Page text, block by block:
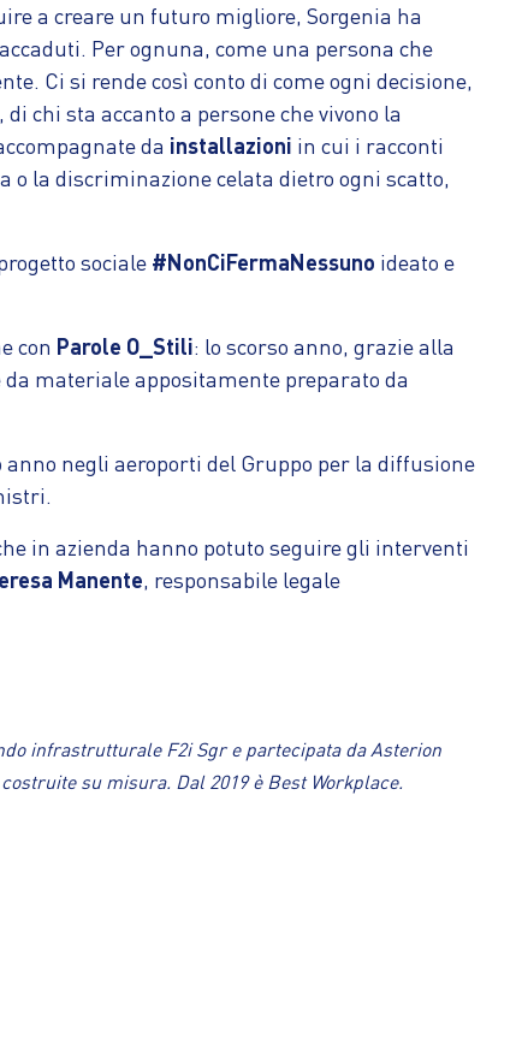
a creare un futuro migliore, Sorgenia ha
Per ognuna, come una persona che
Ci si rende così conto di come ogni decisione,
chi sta accanto a persone che vivono la
da installazioni in cui i racconti
la discriminazione celata dietro ogni scatto,
sociale #NonCiFermaNessuno ideato e
con Parole O_Stili: lo scorso anno, grazie alla
materiale appositamente preparato da
negli aeroporti del Gruppo per la diffusione
in azienda hanno potuto seguire gli interventi
Manente, responsabile legale
infrastrutturale F2i Sgr e partecipata da Asterion
su misura. Dal 2019 è Best Workplace.